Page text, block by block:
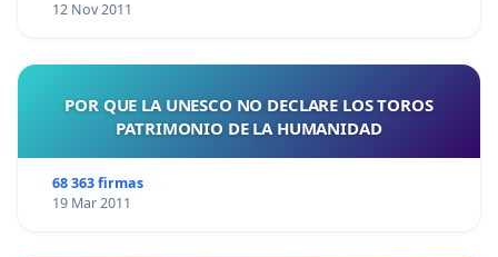
12 Nov 2011
POR QUE LA UNESCO NO DECLARE LOS TOROS
PATRIMONIO DE LA HUMANIDAD
68 363 firmas
19 Mar 2011